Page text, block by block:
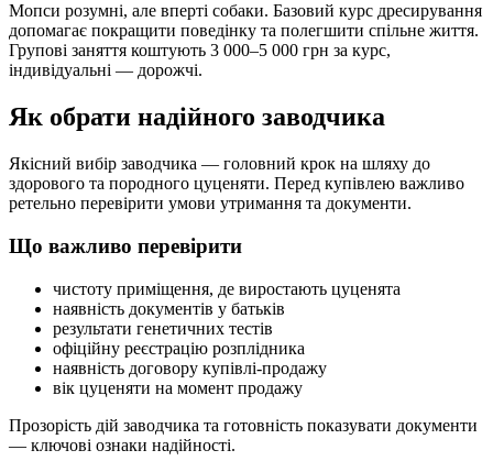
Мопси розумні, але вперті собаки. Базовий курс дресирування
допомагає покращити поведінку та полегшити спільне життя.
Групові заняття коштують 3 000–5 000 грн за курс,
індивідуальні — дорожчі.
Як обрати надійного заводчика
Якісний вибір заводчика — головний крок на шляху до
здорового та породного цуценяти. Перед купівлею важливо
ретельно перевірити умови утримання та документи.
Що важливо перевірити
чистоту приміщення, де виростають цуценята
наявність документів у батьків
результати генетичних тестів
офіційну реєстрацію розплідника
наявність договору купівлі-продажу
вік цуценяти на момент продажу
Прозорість дій заводчика та готовність показувати документи
— ключові ознаки надійності.